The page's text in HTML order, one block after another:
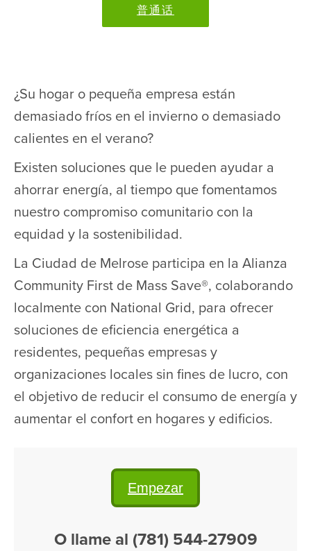
普通话
¿Su hogar o pequeña empresa están
demasiado fríos en el invierno o demasiado
calientes en el verano?
Existen soluciones que le pueden ayudar a
ahorrar energía, al tiempo que fomentamos
nuestro compromiso comunitario con la
equidad y la sostenibilidad.
La Ciudad de Melrose participa en la Alianza
Community First de Mass Save®, colaborando
localmente con National Grid, para ofrecer
soluciones de eficiencia energética a
residentes, pequeñas empresas y
organizaciones locales sin fines de lucro, con
el objetivo de reducir el consumo de energía y
aumentar el confort en hogares y edificios.
Empezar
O llame al (781) 544-27909